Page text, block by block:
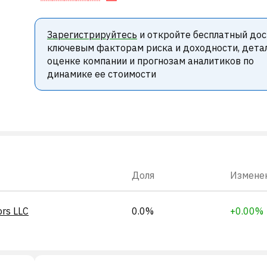
Зарегистрируйтесь и откройте бесплатный
ключевым факторам риска и доходности,
оценке компании и прогнозам аналитиков по
динамике ее стоимости
Доля
LLC 0.0% +0.00%